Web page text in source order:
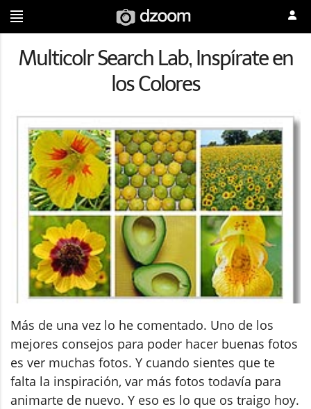
Multicolr Search Lab, Inspírate en
los Colores
Más de una vez lo he comentado. Uno de los
mejores consejos para poder hacer buenas fotos
es ver muchas fotos. Y cuando sientes que te
falta la inspiración, var más fotos todavía para
animarte de nuevo. Y eso es lo que os traigo hoy.